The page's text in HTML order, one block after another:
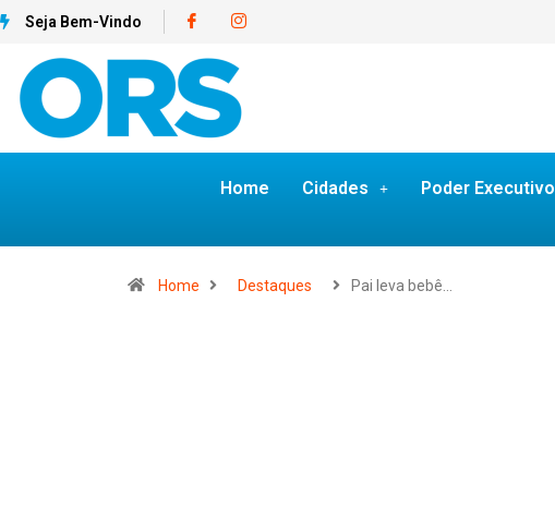
Seja Bem-Vindo
Home Cidades Poder Executivo
Home Destaques Pai leva bebê…